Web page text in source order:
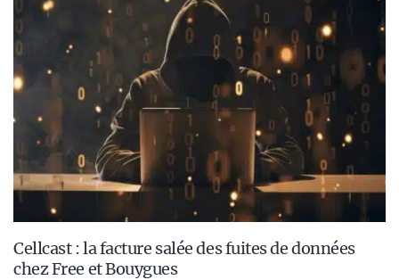
Cellcast : la facture salée des fuites de données
chez Free et Bouygues